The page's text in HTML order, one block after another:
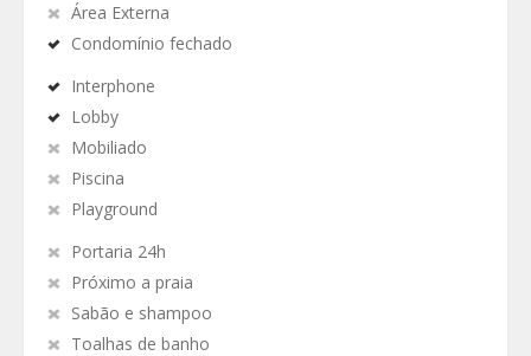
Área Externa
Condomínio fechado
Interphone
Lobby
Mobiliado
Piscina
Playground
Portaria 24h
Próximo a praia
Sabão e shampoo
Toalhas de banho